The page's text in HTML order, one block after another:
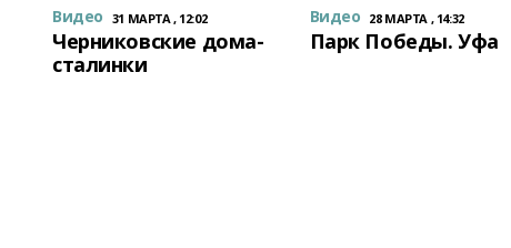
Видео 31 МАРТА , 12:02
Черниковские дома-
сталинки
Видео 28 МАРТА , 14:32
Парк Победы. Уфа